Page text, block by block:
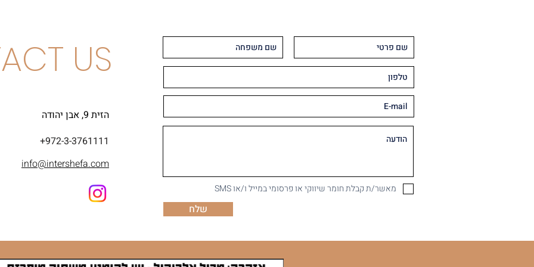
US
הזית 9, אבן יהודה
+972-3-3761111
info@intershefa.com
מאשר/ת קבלת חומר שיווקי או פרסומי במייל ו/או SMS
שלח